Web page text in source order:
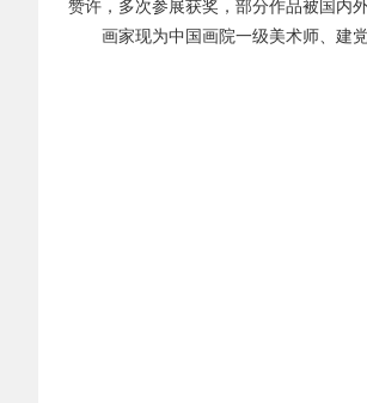
赞许，多次参展获奖，部分作品被国内
画家现为中国画院一级美术师、建